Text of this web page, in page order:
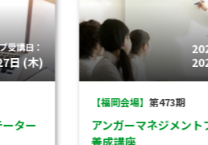
日：
(木)
ー
2026
2026
【福岡会場】第473期
アンガーマネジメントフ
養成講座